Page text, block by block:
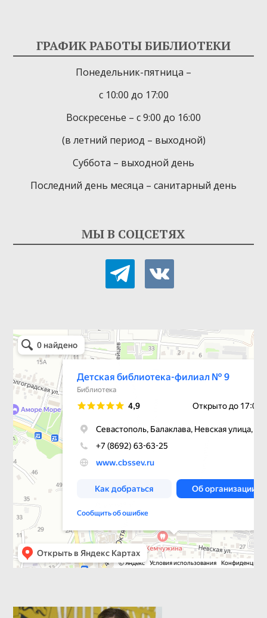
ГРАФИК РАБОТЫ БИБЛИОТЕКИ
Понедельник-пятница –
с 10:00 до 17:00
Воскресенье – с 9:00 до 16:00
(в летний период – выходной)
Суббота – выходной день
Последний день месяца – санитарный день
МЫ В СОЦСЕТЯХ
telegramvkontakte
Детская библиотека-филиал № 9
Библиотека в Севастополе